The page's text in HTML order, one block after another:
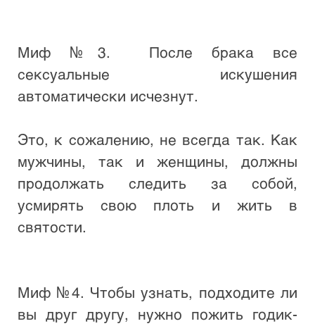
Миф №3.  После брака все
сексуальные искушения
автоматически исчезнут.
Это, к сожалению, не всегда так. Как
мужчины, так и женщины, должны
продолжать следить за собой,
усмирять свою плоть и жить в
святости.
Миф №4. Чтобы узнать, подходите ли
вы друг другу, нужно пожить годик-